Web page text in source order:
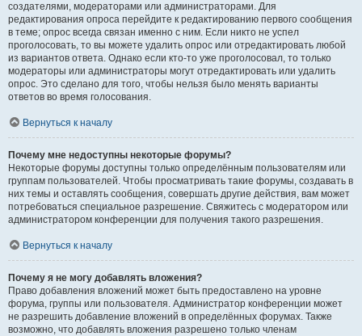
создателями, модераторами или администраторами. Для
редактирования опроса перейдите к редактированию первого сообщения
в теме; опрос всегда связан именно с ним. Если никто не успел
проголосовать, то вы можете удалить опрос или отредактировать любой
из вариантов ответа. Однако если кто-то уже проголосовал, то только
модераторы или администраторы могут отредактировать или удалить
опрос. Это сделано для того, чтобы нельзя было менять варианты
ответов во время голосования.
Вернуться к началу
Почему мне недоступны некоторые форумы?
Некоторые форумы доступны только определённым пользователям или
группам пользователей. Чтобы просматривать такие форумы, создавать в
них темы и оставлять сообщения, совершать другие действия, вам может
потребоваться специальное разрешение. Свяжитесь с модератором или
администратором конференции для получения такого разрешения.
Вернуться к началу
Почему я не могу добавлять вложения?
Право добавления вложений может быть предоставлено на уровне
форума, группы или пользователя. Администратор конференции может
не разрешить добавление вложений в определённых форумах. Также
возможно, что добавлять вложения разрешено только членам